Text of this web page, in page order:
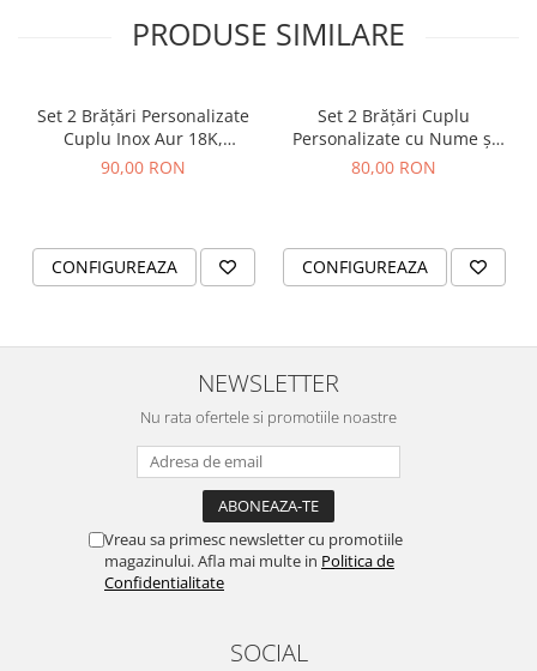
PRODUSE SIMILARE
Set 2 Brățări Personalizate
Cuplu Inox Aur 18K,
Waterproof, Snur Macrame
90,00 RON
CONFIGUREAZA
Set 2 Brățări Cuplu
Personalizate cu Nume și
Dată – Inox Waterproof -
80,00 RON
CONFIGUREAZA
NEWSLETTER
Nu rata ofertele si promotiile noastre
Vreau sa primesc newsletter cu promotiile
magazinului. Afla mai multe in Politica de
Confidentialitate
SOCIAL